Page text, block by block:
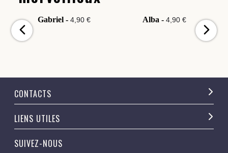
Gabriel - 4,90 € Alba - 4,90 €
CONTACTS
LIENS UTILES
SUIVEZ-NOUS